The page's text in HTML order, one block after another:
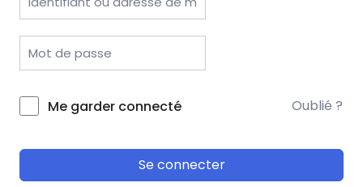
Me garder connecté Oublié ?
Se connecter